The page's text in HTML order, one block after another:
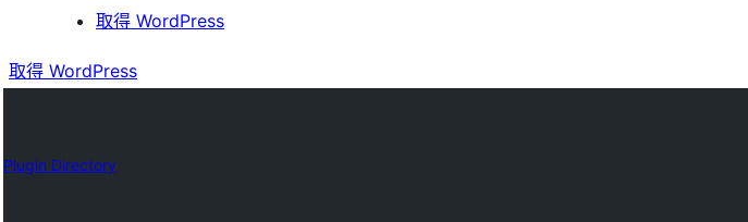
取得 WordPress
取得 WordPress
Plugin Directory